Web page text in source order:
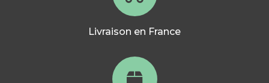
Livraison en France